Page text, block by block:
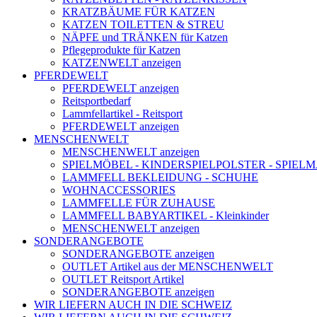
KRATZBÄUME FÜR KATZEN
KATZEN TOILETTEN & STREU
NÄPFE und TRÄNKEN für Katzen
Pflegeprodukte für Katzen
KATZENWELT anzeigen
PFERDEWELT
PFERDEWELT anzeigen
Reitsportbedarf
Lammfellartikel - Reitsport
PFERDEWELT anzeigen
MENSCHENWELT
MENSCHENWELT anzeigen
SPIELMÖBEL - KINDERSPIELPOLSTER -
LAMMFELL BEKLEIDUNG - SCHUHE
WOHNACCESSORIES
LAMMFELLE FÜR ZUHAUSE
LAMMFELL BABYARTIKEL - Kleinkinder
MENSCHENWELT anzeigen
SONDERANGEBOTE
SONDERANGEBOTE anzeigen
OUTLET Artikel aus der MENSCHENWELT
OUTLET Reitsport Artikel
SONDERANGEBOTE anzeigen
WIR LIEFERN AUCH IN DIE SCHWEIZ